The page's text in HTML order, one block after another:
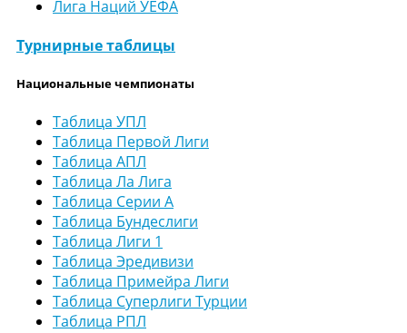
Лига Наций УЕФА
Турнирные таблицы
Национальные чемпионаты
Таблица УПЛ
Таблица Первой Лиги
Таблица АПЛ
Таблица Ла Лига
Таблица Серии А
Таблица Бундеслиги
Таблица Лиги 1
Таблица Эредивизи
Таблица Примейра Лиги
Таблица Суперлиги Турции
Таблица РПЛ